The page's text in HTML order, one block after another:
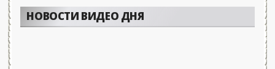
НОВОСТИ ВИДЕО ДНЯ